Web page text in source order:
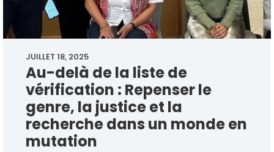
JUILLET 18, 2025
Au-delà de la liste de
vérification : Repenser le
genre, la justice et la
recherche dans un monde en
mutation